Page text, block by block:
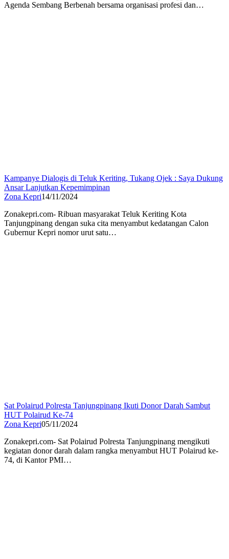
Agenda Sembang Berbenah bersama organisasi profesi dan…
Kampanye Dialogis di Teluk Keriting, Tukang Ojek : Saya Dukung
Ansar Lanjutkan Kepemimpinan
Zona Kepri14/11/2024
Zonakepri.com- Ribuan masyarakat Teluk Keriting Kota
Tanjungpinang dengan suka cita menyambut kedatangan Calon
Gubernur Kepri nomor urut satu…
Sat Polairud Polresta Tanjungpinang Ikuti Donor Darah Sambut
HUT Polairud Ke-74
Zona Kepri05/11/2024
Zonakepri.com- Sat Polairud Polresta Tanjungpinang mengikuti
kegiatan donor darah dalam rangka menyambut HUT Polairud ke-
74, di Kantor PMI…